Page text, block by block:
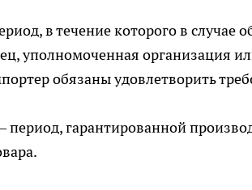
в течение которого в случае
уполномоченная организация
обязаны удовлетворить
период, гарантированной